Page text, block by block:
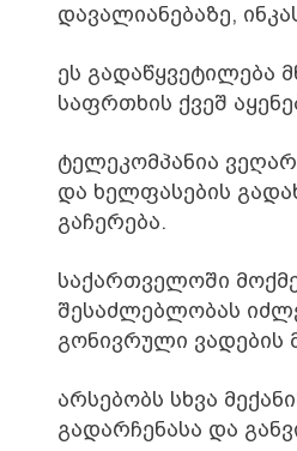
დავალიანებაზე,
ეს გადაწყვეტილება
საფრთხის ქვეშ
ტელეკომპანია ვეღარ
და ხელფასების
გაჩერება.
საქართველოში
შესაძლებლობას
გონივრული ვადების
არსებობს სხვა
გადარჩენასა და